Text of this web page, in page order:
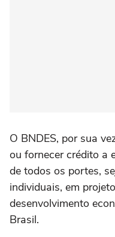
O BNDES, por sua
ou fornecer crédito a
de todos os portes,
individuais, em
desenvolvimento
Brasil.